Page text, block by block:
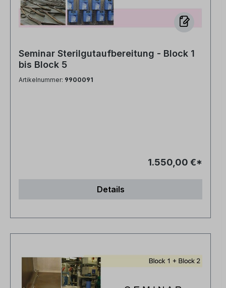
Seminar Sterilgutaufbereitung - Block 1
bis Block 5
Artikelnummer: 9900091
1.550,00 €*
Details